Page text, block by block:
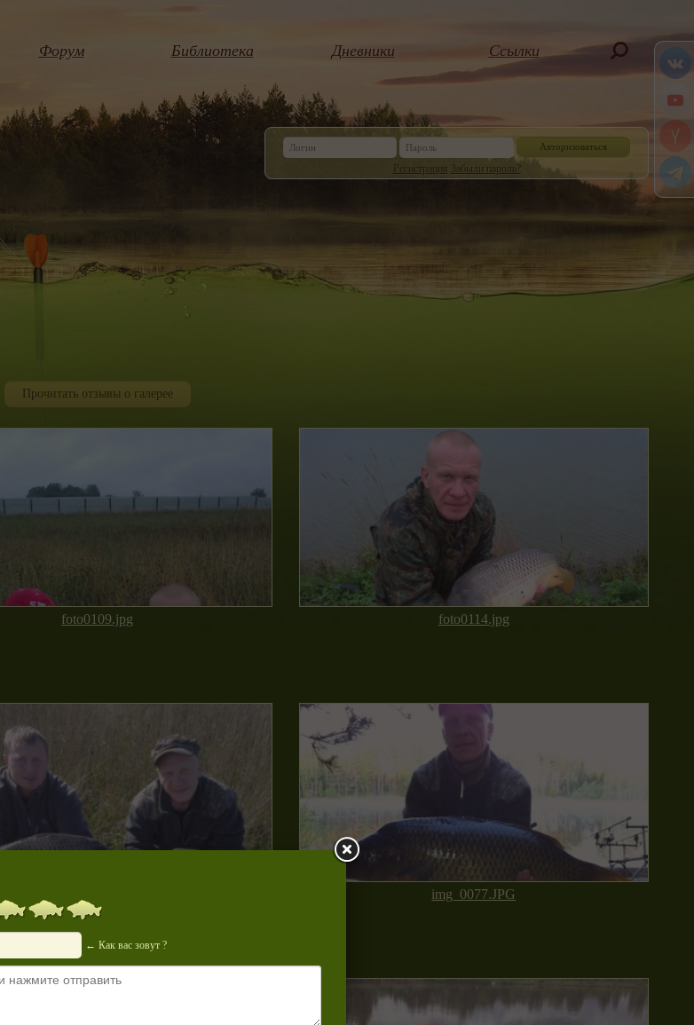
Форум Библиотека Дневники Ссылки
Авторизоваться
Регистрация
Забыли пароль?
Прочитать отзывы о галерее
foto0109.jpg foto0114.jpg
img_0077.JPG
← Как вас зовут ?